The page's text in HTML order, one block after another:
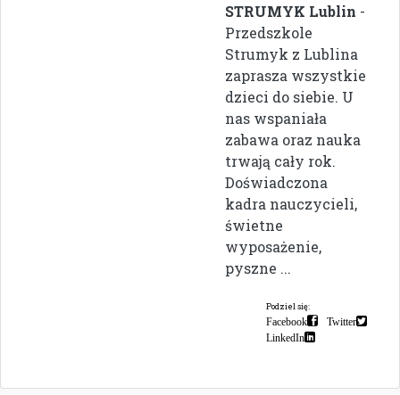
STRUMYK Lublin -
Przedszkole
Strumyk z Lublina
zaprasza wszystkie
dzieci do siebie. U
nas wspaniała
zabawa oraz nauka
trwają cały rok.
Doświadczona
kadra nauczycieli,
świetne
wyposażenie,
pyszne ...
Podziel się:
Facebook
Twitter
LinkedIn